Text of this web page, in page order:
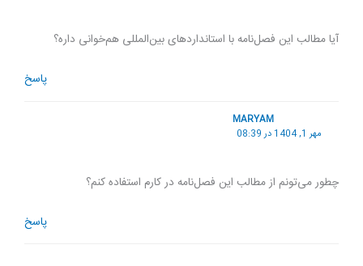
آیا مطالب این فصل‌نامه با استانداردهای بین‌المللی هم‌خوانی داره؟
پاسخ
MARYAM
مهر 1, 1404 در 08:39
چطور می‌تونم از مطالب این فصل‌نامه در کارم استفاده کنم؟
پاسخ